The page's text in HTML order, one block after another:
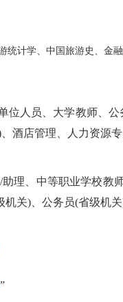
统计学、中国旅游史、金
位人员、大学教师、
酒店管理、人力资源
理、中等职业学校教
关)、公务员(省级机
”